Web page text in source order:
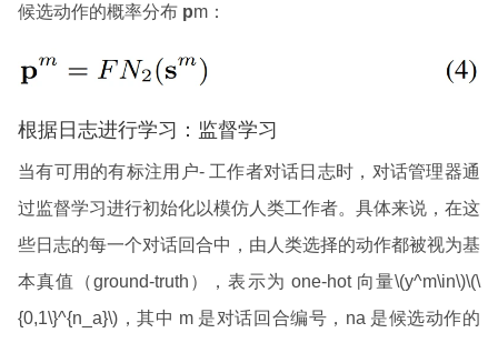
候选动作的概率分布 pm：
根据日志进行学习：监督学习
当有可用的有标注用户- 工作者对话日志时，对话管理器通
过监督学习进行初始化以模仿人类工作者。具体来说，在这
些日志的每一个对话回合中，由人类选择的动作都被视为基
本真值（ground-truth），表示为 one-hot 向量\(y^m\in\)\(\
{0,1\}^{n_a}\)，其中 m 是对话回合编号，na 是候选动作的